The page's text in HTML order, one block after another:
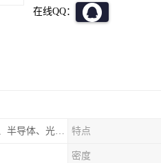
在线QQ：
主要应用于化工企业，集成电路、半导体、光伏电池 特点
密度